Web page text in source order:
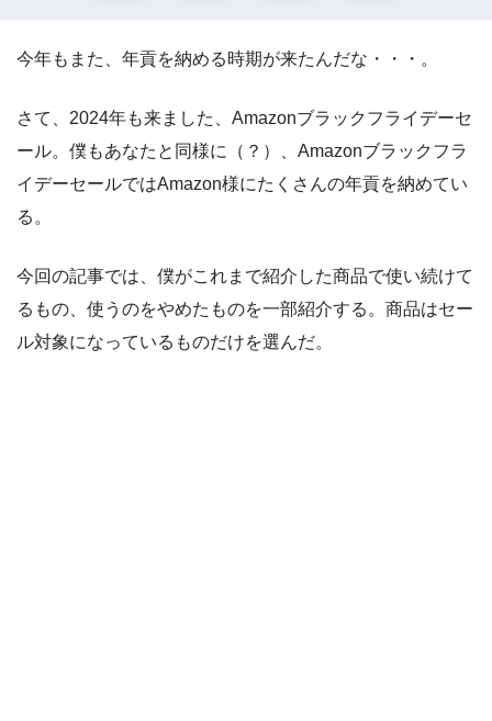
今年もまた、年貢を納める時期が来たんだな・・・。
さて、2024年も来ました、Amazonブラックフライデーセ
ール。僕もあなたと同様に（？）、Amazonブラックフラ
イデーセールではAmazon様にたくさんの年貢を納めてい
る。
今回の記事では、僕がこれまで紹介した商品で使い続けて
るもの、使うのをやめたものを一部紹介する。商品はセー
ル対象になっているものだけを選んだ。